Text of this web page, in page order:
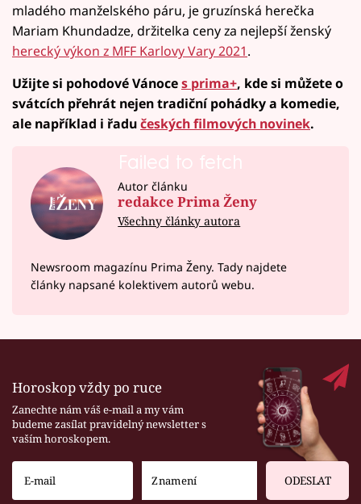
mladého manželského páru, je gruzínská herečka
Mariam Khundadze, držitelka ceny za nejlepší ženský
herecký výkon z MFF Karlovy Vary 2021.
Užijte si pohodové Vánoces prima+, kde si můžete o
svátcích přehrát nejen tradiční pohádky a komedie,
ale například i řadučeských filmových novinek.
Failed to fetch
Autor článku
redakce Prima Ženy
Všechny články autora
Newsroom magazínu Prima Ženy. Tady najdete
články napsané kolektivem autorů webu.
Horoskop vždy po ruce
Zanechte nám váš e-mail a my vám
budeme zasílat pravidelný newsletter s
vaším horoskopem.
ODESLAT